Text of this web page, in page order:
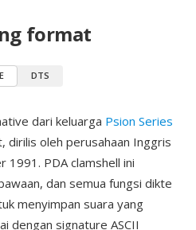
format
DTS
dari keluarga Psion Series
dirilis oleh perusahaan Inggris
1991. PDA clamshell ini
dan semua fungsi dikte
menyimpan suara yang
dengan signature ASCII